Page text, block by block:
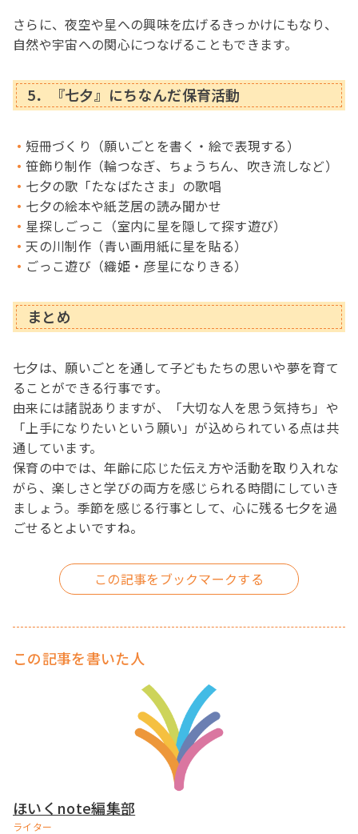
さらに、夜空や星への興味を広げるきっかけにもなり、
自然や宇宙への関心につなげることもできます。
5．『七夕』にちなんだ保育活動
短冊づくり（願いごとを書く・絵で表現する）
笹飾り制作（輪つなぎ、ちょうちん、吹き流しなど）
七夕の歌「たなばたさま」の歌唱
七夕の絵本や紙芝居の読み聞かせ
星探しごっこ（室内に星を隠して探す遊び）
天の川制作（青い画用紙に星を貼る）
ごっこ遊び（織姫・彦星になりきる）
まとめ
七夕は、願いごとを通して子どもたちの思いや夢を育て
ることができる行事です。
由来には諸説ありますが、「大切な人を思う気持ち」や
「上手になりたいという願い」が込められている点は共
通しています。
保育の中では、年齢に応じた伝え方や活動を取り入れな
がら、楽しさと学びの両方を感じられる時間にしていき
ましょう。季節を感じる行事として、心に残る七夕を過
ごせるとよいですね。
この記事を書いた人
ほいくnote編集部
ライター